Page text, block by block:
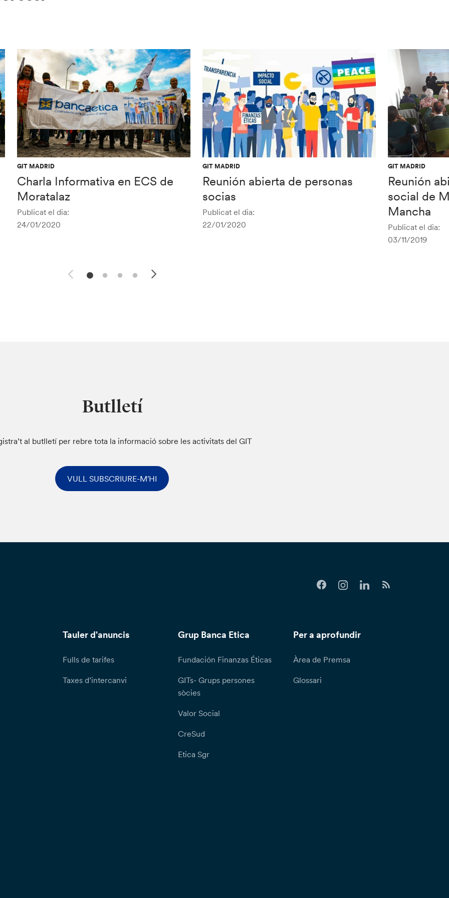
GIT MADRID
Charla Informativa en ECS de
Moratalaz
Publicat el dia:
24/01/2020
GIT MADRID
Reunión abierta de personas
socias
Publicat el dia:
22/01/2020
GIT MADRID
Reunión
social de
Mancha
Publicat el dia:
03/11/2019
Butlletí
al butlletí per rebre tota la informació sobre les activitats del GIT
VULL SUBSCRIURE-M'HI
Tauler d'anuncis
Fulls de tarifes
Taxes d’intercanvi
Grup Banca Etica
Fundación Finanzas Éticas
GITs- Grups persones
sòcies
Valor Social
CreSud
Etica Sgr
Per a aprofundir
Àrea de Premsa
Glossari